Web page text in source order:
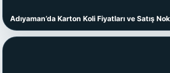
Adıyaman’da Karton Koli Fiyatları ve Satış